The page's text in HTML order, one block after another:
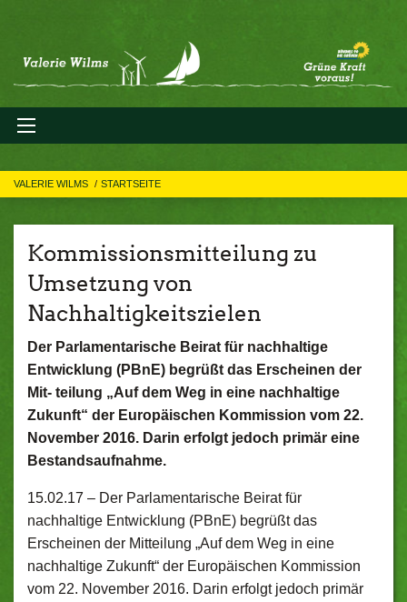
VALERIE WILMS STARTSEITE
Kommissionsmitteilung zu
Umsetzung von
Nachhaltigkeitszielen
Der Parlamentarische Beirat für nachhaltige
Entwicklung (PBnE) begrüßt das Erscheinen der
Mit- teilung „Auf dem Weg in eine nachhaltige
Zukunft“ der Europäischen Kommission vom 22.
November 2016. Darin erfolgt jedoch primär eine
Bestandsaufnahme.
15.02.17 – Der Parlamentarische Beirat für
nachhaltige Entwicklung (PBnE) begrüßt das
Erscheinen der Mitteilung „Auf dem Weg in eine
nachhaltige Zukunft“ der Europäischen Kommission
vom 22. November 2016. Darin erfolgt jedoch primär